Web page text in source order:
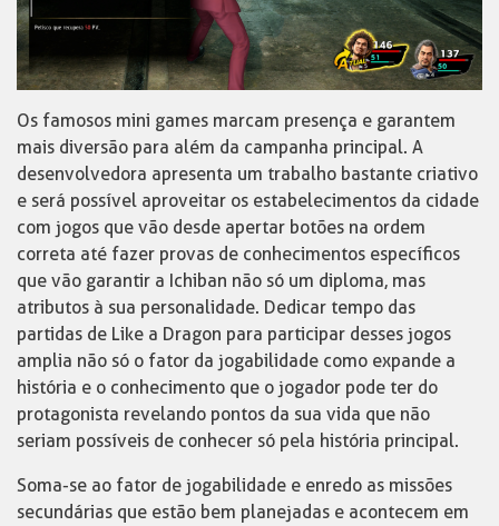
Os famosos mini games marcam presença e garantem
mais diversão para além da campanha principal. A
desenvolvedora apresenta um trabalho bastante criativo
e será possível aproveitar os estabelecimentos da cidade
com jogos que vão desde apertar botões na ordem
correta até fazer provas de conhecimentos específicos
que vão garantir a Ichiban não só um diploma, mas
atributos à sua personalidade. Dedicar tempo das
partidas de Like a Dragon para participar desses jogos
amplia não só o fator da jogabilidade como expande a
história e o conhecimento que o jogador pode ter do
protagonista revelando pontos da sua vida que não
seriam possíveis de conhecer só pela história principal.
Soma-se ao fator de jogabilidade e enredo as missões
secundárias que estão bem planejadas e acontecem em